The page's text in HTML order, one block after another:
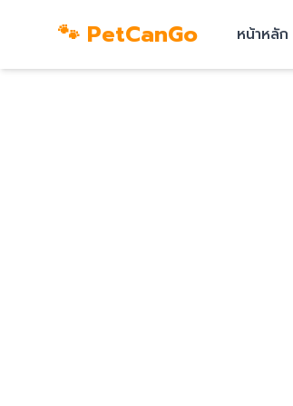
🐾 PetCanGo หน้าหลัก